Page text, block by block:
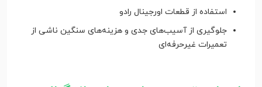
استفاده از قطعات اورجینال رادو
جلوگیری از آسیب‌های جدی و هزینه‌های سنگین ناشی از
تعمیرات غیرحرفه‌ای